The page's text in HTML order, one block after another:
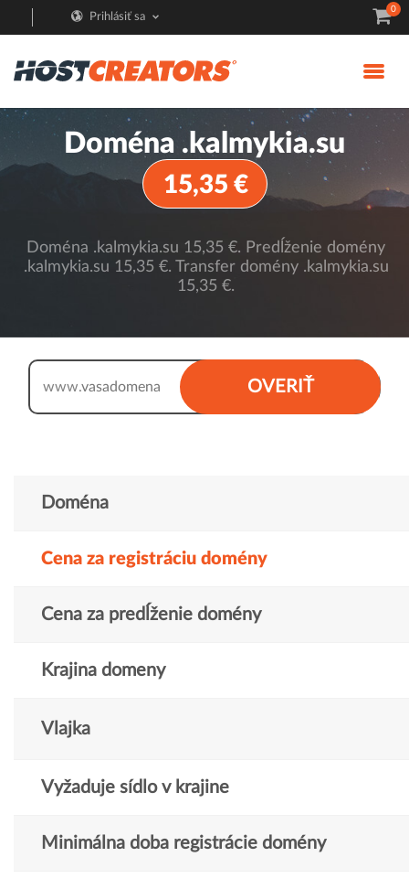
Prihlásiť sa
0
Doména .kalmykia.su
15,35 €
Doména .kalmykia.su 15,35 €. Predĺženie domény
.kalmykia.su 15,35 €. Transfer domény .kalmykia.su
15,35 €.
OVERIŤ
www.
Doména
Cena za registráciu domény
Cena za predĺženie domény
Krajina domeny
Vlajka
Vyžaduje sídlo v krajine
Minimálna doba registrácie domény